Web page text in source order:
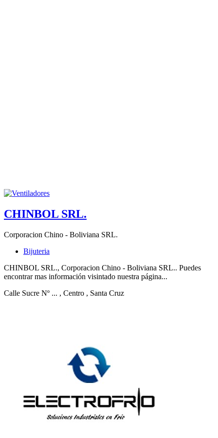
CHINBOL SRL.
Corporacion Chino - Boliviana SRL.
Bijuteria
CHINBOL SRL., Corporacion Chino - Boliviana SRL.. Puedes
encontrar mas información visintado nuestra página...
Calle Sucre Nº ... , Centro , Santa Cruz